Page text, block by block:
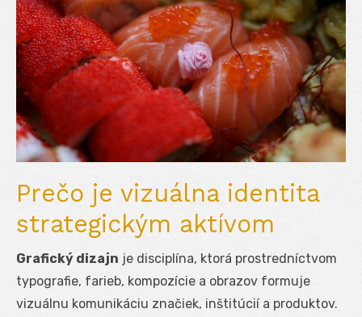
Prečo je vizuálna identita
strategickým aktívom
Grafický dizajn je disciplína, ktorá prostredníctvom
typografie, farieb, kompozície a obrazov formuje
vizuálnu komunikáciu značiek, inštitúcií a produktov.